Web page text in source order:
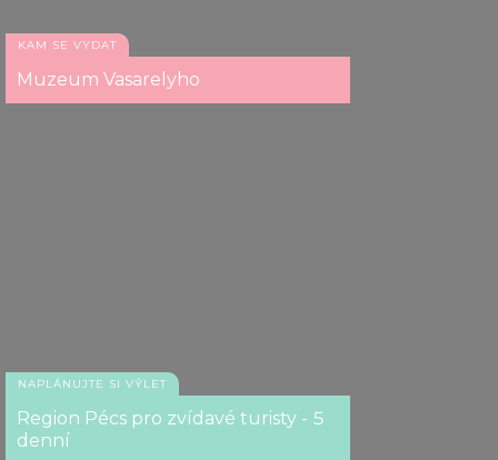
KAM SE VYDAT
Muzeum Vasarelyho
NAPLÁNUJTE SI VÝLET
Region Pécs pro zvídavé turisty - 5
denní